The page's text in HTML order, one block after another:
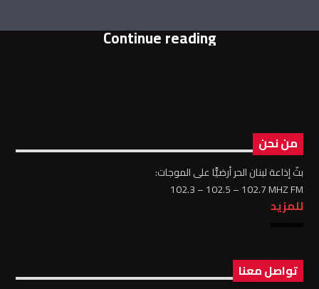
Continue reading
من نحن
بثّ إذاعة لبنان الحر أرضيًّا على الموجات:
102.3 – 102.5 – 102.7 MHZ FM
للمزيد
تواصل معنا